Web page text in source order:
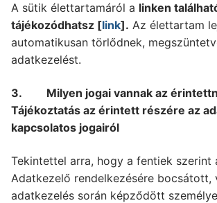
A sütik élettartamáról a linken
tájékozódhatsz [link]. Az élettartam
automatikusan törlődnek,
adatkezelést.
3. Milyen jogai vannak az
Tájékoztatás az érintett részére az
kapcsolatos jogairól
Tekintettel arra, hogy a fentiek szerint
Adatkezelő rendelkezésére bocsátott,
adatkezelés során képződött